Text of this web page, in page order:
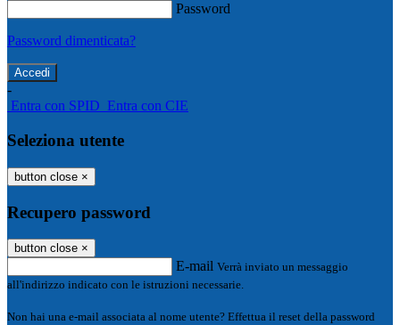
Password
Password dimenticata?
-
Entra con SPID Entra con CIE
Seleziona utente
button close ×
Recupero password
button close ×
E-mail Verrà inviato un messaggio
all'indirizzo indicato con le istruzioni necessarie.
Non hai una e-mail associata al nome utente? Effettua il reset della password